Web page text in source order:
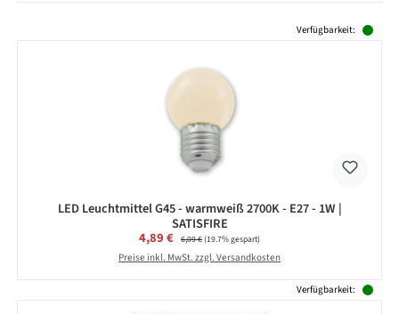
Verfügbarkeit:
LED Leuchtmittel G45 - warmweiß 2700K - E27 - 1W |
SATISFIRE
Verkaufspreis:
4,89 € Regulärer Preis:
6,09 €(19.7% gespart)
Preise inkl. MwSt. zzgl. Versandkosten
Verfügbarkeit: